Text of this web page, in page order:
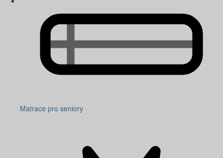
Matrace pro seniory